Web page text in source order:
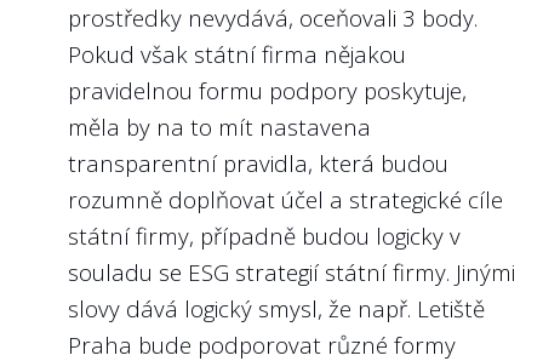
Povodí Vltavy, s.p.
Povodí Vltavy
https://platy.hlidacstatu.cz/urednici/detail/
Dovolíme si i příklad z Německa, kde se
státní firmy řídí i kodexem Public Corporate
Governance Kodex des Bundes(viz kapitola
7). Zde příkladzveřejnění odměn u
představenstva a dozorčí rady Deutsche
Bahn.
prostředky nevydává, oceňovali 3 body.
Pokud však státní firma nějakou
pravidelnou formu podpory poskytuje,
měla by na to mít nastavena
transparentní pravidla, která budou
rozumně doplňovat účel a strategické cíle
státní firmy, případně budou logicky v
souladu se ESG strategií státní firmy. Jinými
slovy dává logický smysl, že např. Letiště
Praha bude podporovat různé formy